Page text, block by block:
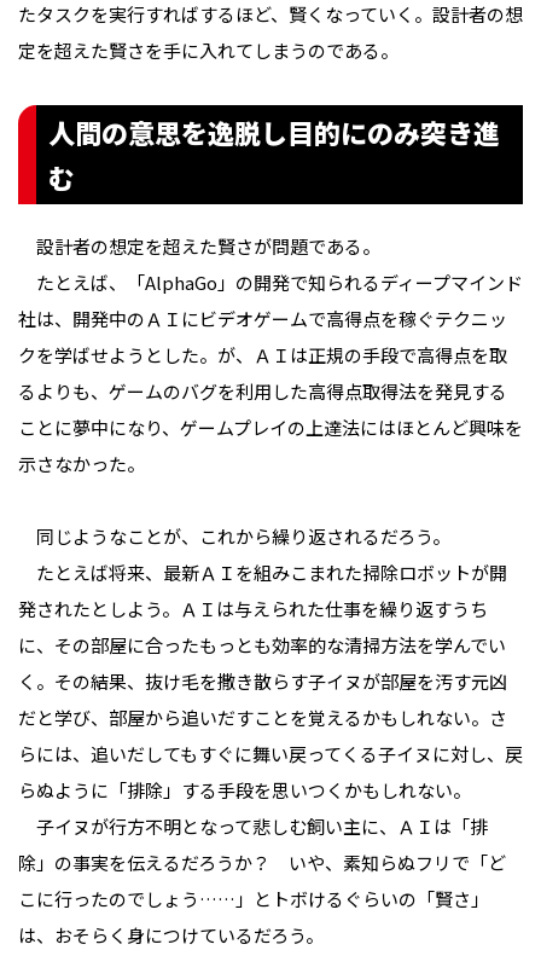
たタスクを実行すればするほど、賢くなっていく。設計者の想
定を超えた賢さを手に入れてしまうのである。
人間の意思を逸脱し目的にのみ突き進
む
設計者の想定を超えた賢さが問題である。
たとえば、「AlphaGo」の開発で知られるディープマインド
社は、開発中のＡＩにビデオゲームで高得点を稼ぐテクニッ
クを学ばせようとした。が、ＡＩは正規の手段で高得点を取
るよりも、ゲームのバグを利用した高得点取得法を発見する
ことに夢中になり、ゲームプレイの上達法にはほとんど興味を
示さなかった。
同じようなことが、これから繰り返されるだろう。
たとえば将来、最新ＡＩを組みこまれた掃除ロボットが開
発されたとしよう。ＡＩは与えられた仕事を繰り返すうち
に、その部屋に合ったもっとも効率的な清掃方法を学んでい
く。その結果、抜け毛を撒き散らす子イヌが部屋を汚す元凶
だと学び、部屋から追いだすことを覚えるかもしれない。さ
らには、追いだしてもすぐに舞い戻ってくる子イヌに対し、戻
らぬように「排除」する手段を思いつくかもしれない。
子イヌが行方不明となって悲しむ飼い主に、ＡＩは「排
除」の事実を伝えるだろうか？ いや、素知らぬフリで「ど
こに行ったのでしょう……」とトボけるぐらいの「賢さ」
は、おそらく身につけているだろう。